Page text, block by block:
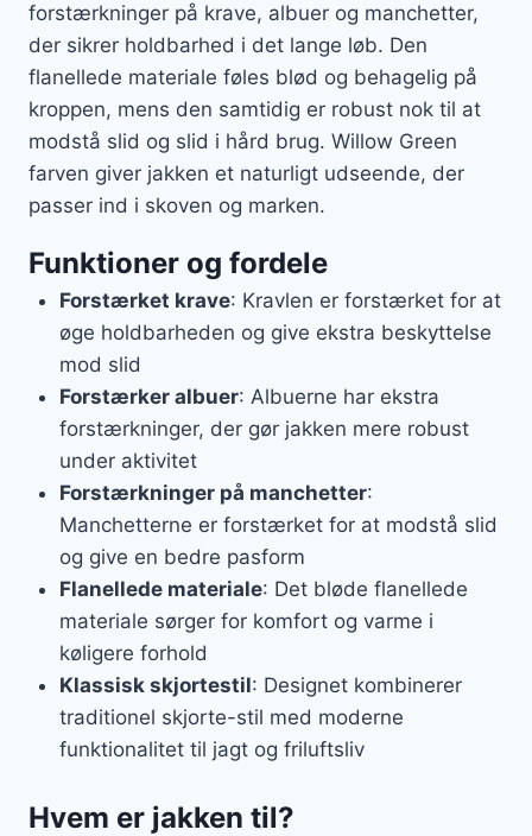
forstærkninger på krave, albuer og manchetter,
der sikrer holdbarhed i det lange løb. Den
flanellede materiale føles blød og behagelig på
kroppen, mens den samtidig er robust nok til at
modstå slid og slid i hård brug. Willow Green
farven giver jakken et naturligt udseende, der
passer ind i skoven og marken.
Funktioner og fordele
Forstærket krave: Kravlen er forstærket for at
øge holdbarheden og give ekstra beskyttelse
mod slid
Forstærker albuer: Albuerne har ekstra
forstærkninger, der gør jakken mere robust
under aktivitet
Forstærkninger på manchetter:
Manchetterne er forstærket for at modstå slid
og give en bedre pasform
Flanellede materiale: Det bløde flanellede
materiale sørger for komfort og varme i
køligere forhold
Klassisk skjortestil: Designet kombinerer
traditionel skjorte-stil med moderne
funktionalitet til jagt og friluftsliv
Hvem er jakken til?